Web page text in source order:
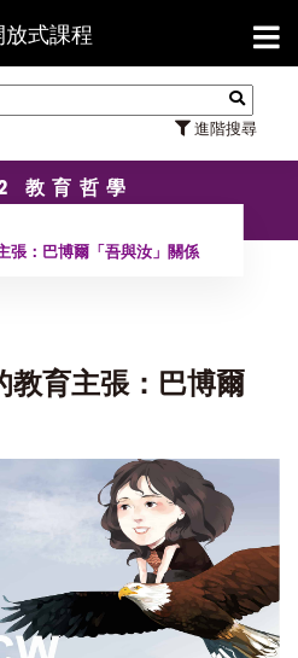
放式課程
進階搜尋
【
教育哲學
張：巴博爾「吾與汝」關係
教育主張：巴博爾